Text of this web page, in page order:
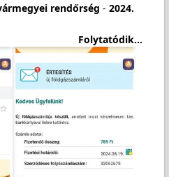
rendőrség - 2024.
Folytatódik...